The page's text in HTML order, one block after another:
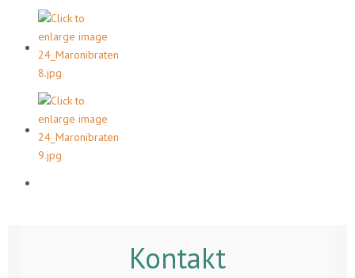
Kontakt